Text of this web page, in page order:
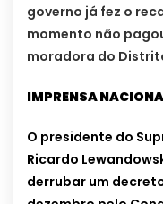
governo já fez o
momento não
moradora do
IMPRENSA
O presidente do
Ricardo
derrubar um